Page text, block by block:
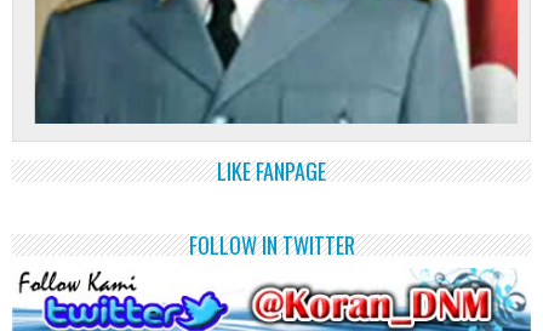
LIKE FANPAGE
FOLLOW IN TWITTER